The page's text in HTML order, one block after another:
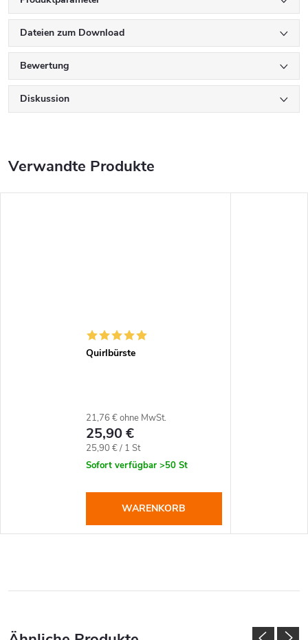
Dateien zum Download
Bewertung
Diskussion
Verwandte Produkte
Quirlbürste
21,76 € ohne MwSt.
25,90 €
Verkaufspreis:
25,90 € / 1 St
Sofort verfügbar >50 St
WARENKORB